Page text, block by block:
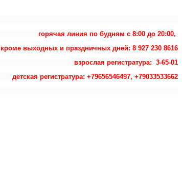
горячая линия по будням с 8:00 до 20:00,
кроме выходных и праздничных дней: 8 927 230 8616
взрослая регистратура: 3-65-01
детская регистратура: +79656546497, +79033533662